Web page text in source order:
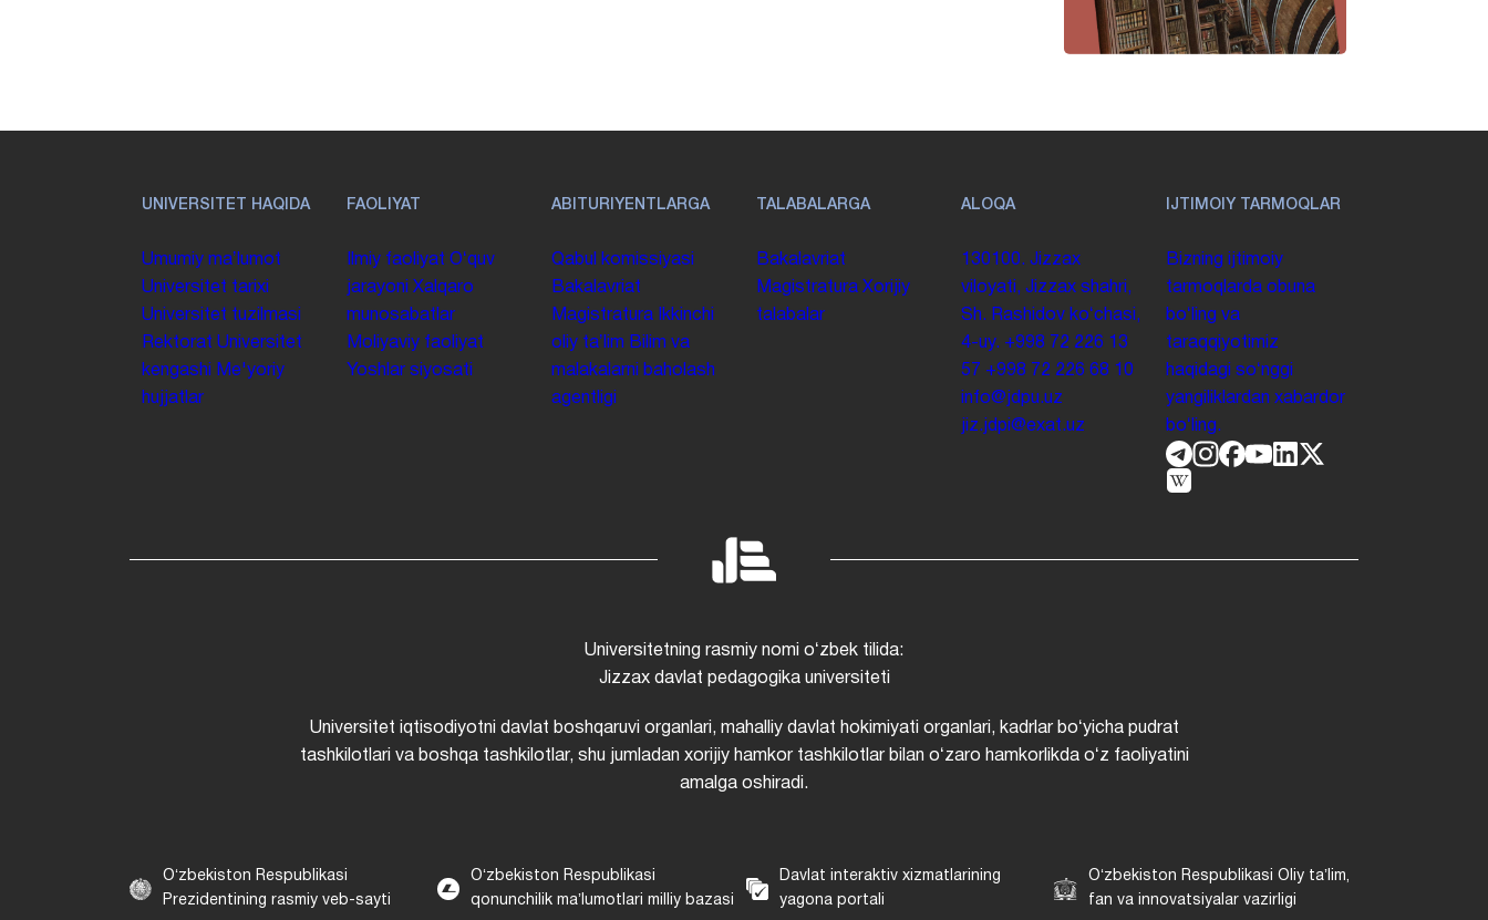
UNIVERSITET HAQIDA
Umumiy maʼlumot
Universitet tarixi
Universitet tuzilmasi
Rektorat Universitet
kengashi
Me'yoriy
hujjatlar
FAOLIYAT
Ilmiy faoliyat Oʻquv
jarayoni Xalqaro
munosabatlar
Moliyaviy faoliyat
Yoshlar siyosati
ABITURIYENTLARGA
Qabul komissiyasi
Bakalavriat
Magistratura
Ikkinchi
oliy taʼlim Bilim va
malakalarni baholash
agentligi
TALABALARGA
Bakalavriat
Magistratura Xorijiy
talabalar
ALOQA
130100. Jizzax
viloyati, Jizzax shahri,
Sh. Rashidov koʻchasi,
4-uy. +998 72 226 13
57 +998 72 226 68 10
info@jdpu.uz
jiz.jdpi@exat.uz
IJTIMOIY TARMOQLAR
Bizning ijtimoiy
tarmoqlarda obuna
boʻling va
taraqqiyotimiz
haqidagi soʻnggi
yangiliklardan xabardor
boʻling.
Universitetning rasmiy nomi oʻzbek tilida:
Jizzax davlat pedagogika universiteti
Universitet iqtisodiyotni davlat boshqaruvi organlari, mahalliy davlat hokimiyati organlari, kadrlar boʻyicha pudrat
tashkilotlari va boshqa tashkilotlar, shu jumladan xorijiy hamkor tashkilotlar bilan oʻzaro hamkorlikda oʻz faoliyatini
amalga oshiradi.
Oʻzbekiston Respublikasi
Prezidentining rasmiy veb-sayti
Oʻzbekiston Respublikasi
qonunchilik maʼlumotlari milliy bazasi
Davlat interaktiv xizmatlarining
yagona portali
Oʻzbekiston Respublikasi Oliy taʼlim,
fan va innovatsiyalar vazirligi